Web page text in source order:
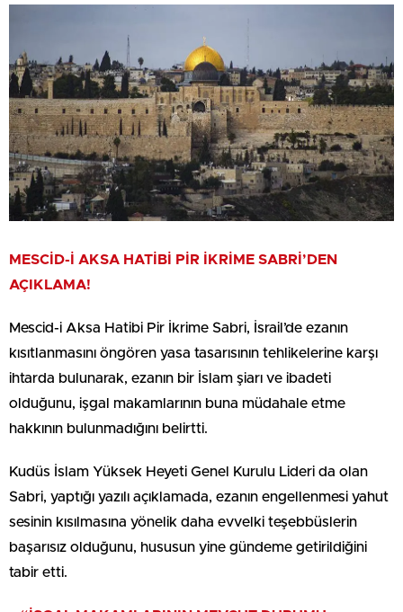
MESCİD-İ AKSA HATİBİ PİR İKRİME SABRİ’DEN
AÇIKLAMA!
Mescid-i Aksa Hatibi Pir İkrime Sabri, İsrail’de ezanın
kısıtlanmasını öngören yasa tasarısının tehlikelerine karşı
ihtarda bulunarak, ezanın bir İslam şiarı ve ibadeti
olduğunu, işgal makamlarının buna müdahale etme
hakkının bulunmadığını belirtti.
Kudüs İslam Yüksek Heyeti Genel Kurulu Lideri da olan
Sabri, yaptığı yazılı açıklamada, ezanın engellenmesi yahut
sesinin kısılmasına yönelik daha evvelki teşebbüslerin
başarısız olduğunu, hususun yine gündeme getirildiğini
tabir etti.